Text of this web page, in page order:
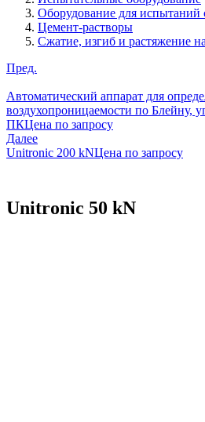
Оборудование для испытаний
Цемент-растворы
Сжатие, изгиб и растяжение
Пред.
Автоматический аппарат для
воздухопроницаемости по Блейну,
ПКЦена по запросу
Далее
Unitronic 200 kNЦена по запросу
Unitronic 50 kN